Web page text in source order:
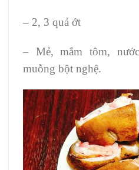
– 2, 3 quả ớt
– Mẻ, mắm tôm,
muỗng bột nghệ.